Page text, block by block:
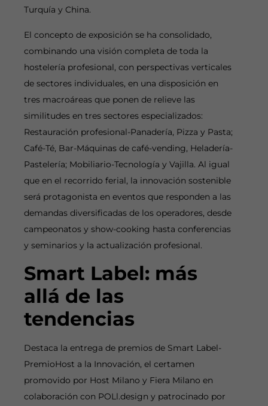
Turquía y China.
El concepto de exposición se ha consolidado,
combinando una visión completa de toda la
hostelería profesional, con perspectivas verticales
de sectores individuales, en una disposición en
tres macroáreas que ponen de relieve las
similitudes en tres sectores especializados:
Restauración profesional-Panadería, Pizza y Pasta;
Café-Té, Bar-Máquinas de café-vending, Heladería-
Pastelería; Mobiliario-Tecnología y Vajilla. Al igual
que en el recorrido ferial, la innovación sostenible
será protagonista en eventos que responden a las
demandas diversificadas de los operadores, desde
campeonatos y show-cooking hasta conferencias
y seminarios y la actualización profesional.
Smart Label: más
allá de las
tendencias
Destaca la entrega de premios de Smart Label-
PremioHost a la Innovación, el certamen
promovido por Host Milano y Fiera Milano en
colaboración con POLl.design y patrocinado por